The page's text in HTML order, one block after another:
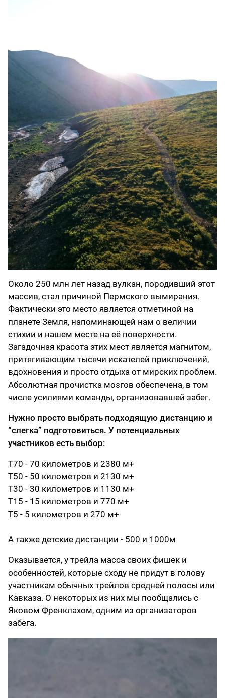
Около 250 млн лет назад вулкан, породивший этот
массив, стал причиной Пермского вымирания.
Фактически это место является отметиной на
планете Земля, напоминающей нам о величии
стихии и нашем месте на её поверхности.
Загадочная красота этих мест является магнитом,
притягивающим тысячи искателей приключений,
вдохновения и просто отдыха от мирских проблем.
Абсолютная прочистка мозгов обеспечена, в том
числе усилиями команды, организовавшей забег.
Нужно просто выбрать подходящую дистанцию и
“слегка” подготовиться. У потенциальных
участников есть выбор:
Т70 - 70 километров и 2380 м+
Т50 - 50 километров и 2130 м+
Т30 - 30 километров и 1130 м+
Т15 - 15 километров и 770 м+
Т5 - 5 километров и 270 м+
А также детские дистанции - 500 и 1000м
Оказывается, у трейла масса своих фишек и
особенностей, которые сходу не придут в голову
участникам обычных трейлов средней полосы или
Кавказа. О некоторых из них мы пообщались с
Яковом Френклахом, одним из организаторов
забега.